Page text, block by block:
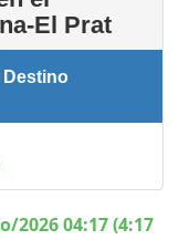
El Prat
Destino
2026 04:17 (4:17